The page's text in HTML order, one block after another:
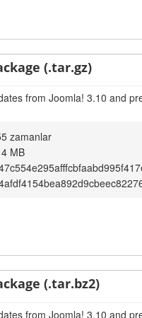
(.tar.gz)
from Joomla! 3.10 and
zamanlar
MB
(.tar.bz2)
from Joomla! 3.10 and